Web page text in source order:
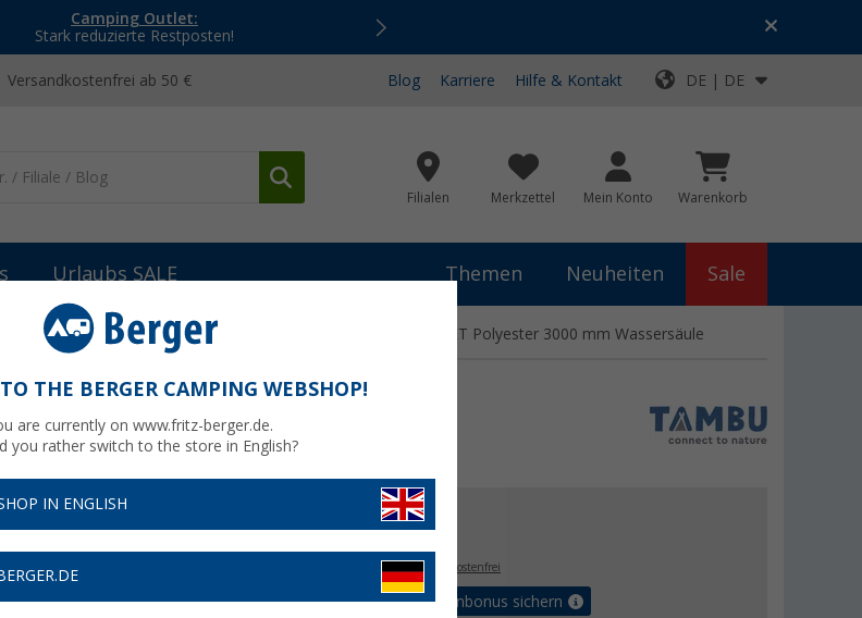
Camping Outlet:
Stark reduzierte Restposten!
Top-Deals für dein Abenteuer!
ab 50 € Blog Karriere Hilfe & Kontakt DE | DE
Filialen Merkzettel Mein Konto Warenkorb
Urlaubs SALE Themen Neuheiten Sale
TAMBU Tara 2 leichtes 2-Personen Tunnelzelt aus recyceltem rPET Polyester 3000 mm Wassersäule
recyceltem rPET Polyester
169,- €
versandkostenfrei
5,07€ Vorteilskartenbonus sichern
THE BERGER CAMPING WEBSHOP!
are currently on www.fritz-berger.de.
you rather switch to the store in English?
IN ENGLISH